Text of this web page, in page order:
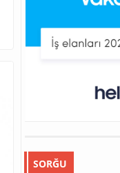
SORĞU